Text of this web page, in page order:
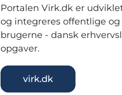
Portalen Virk.dk er
og integreres offentlige
brugerne - dansk
opgaver.
virk.dk